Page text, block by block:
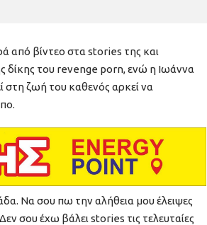
από βίντεο στα stories της και
δίκης του revenge porn, ενώ η Ιωάννα
στη ζωή του καθενός αρκεί να
Να σου πω την αλήθεια μου έλειψες
σου έχω βάλει stories τις τελευταίες